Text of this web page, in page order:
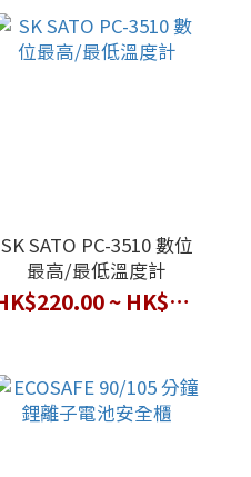
SK SATO PC-3510 數位
最高/最低溫度計
HK$220.00 ~ HK$280.00